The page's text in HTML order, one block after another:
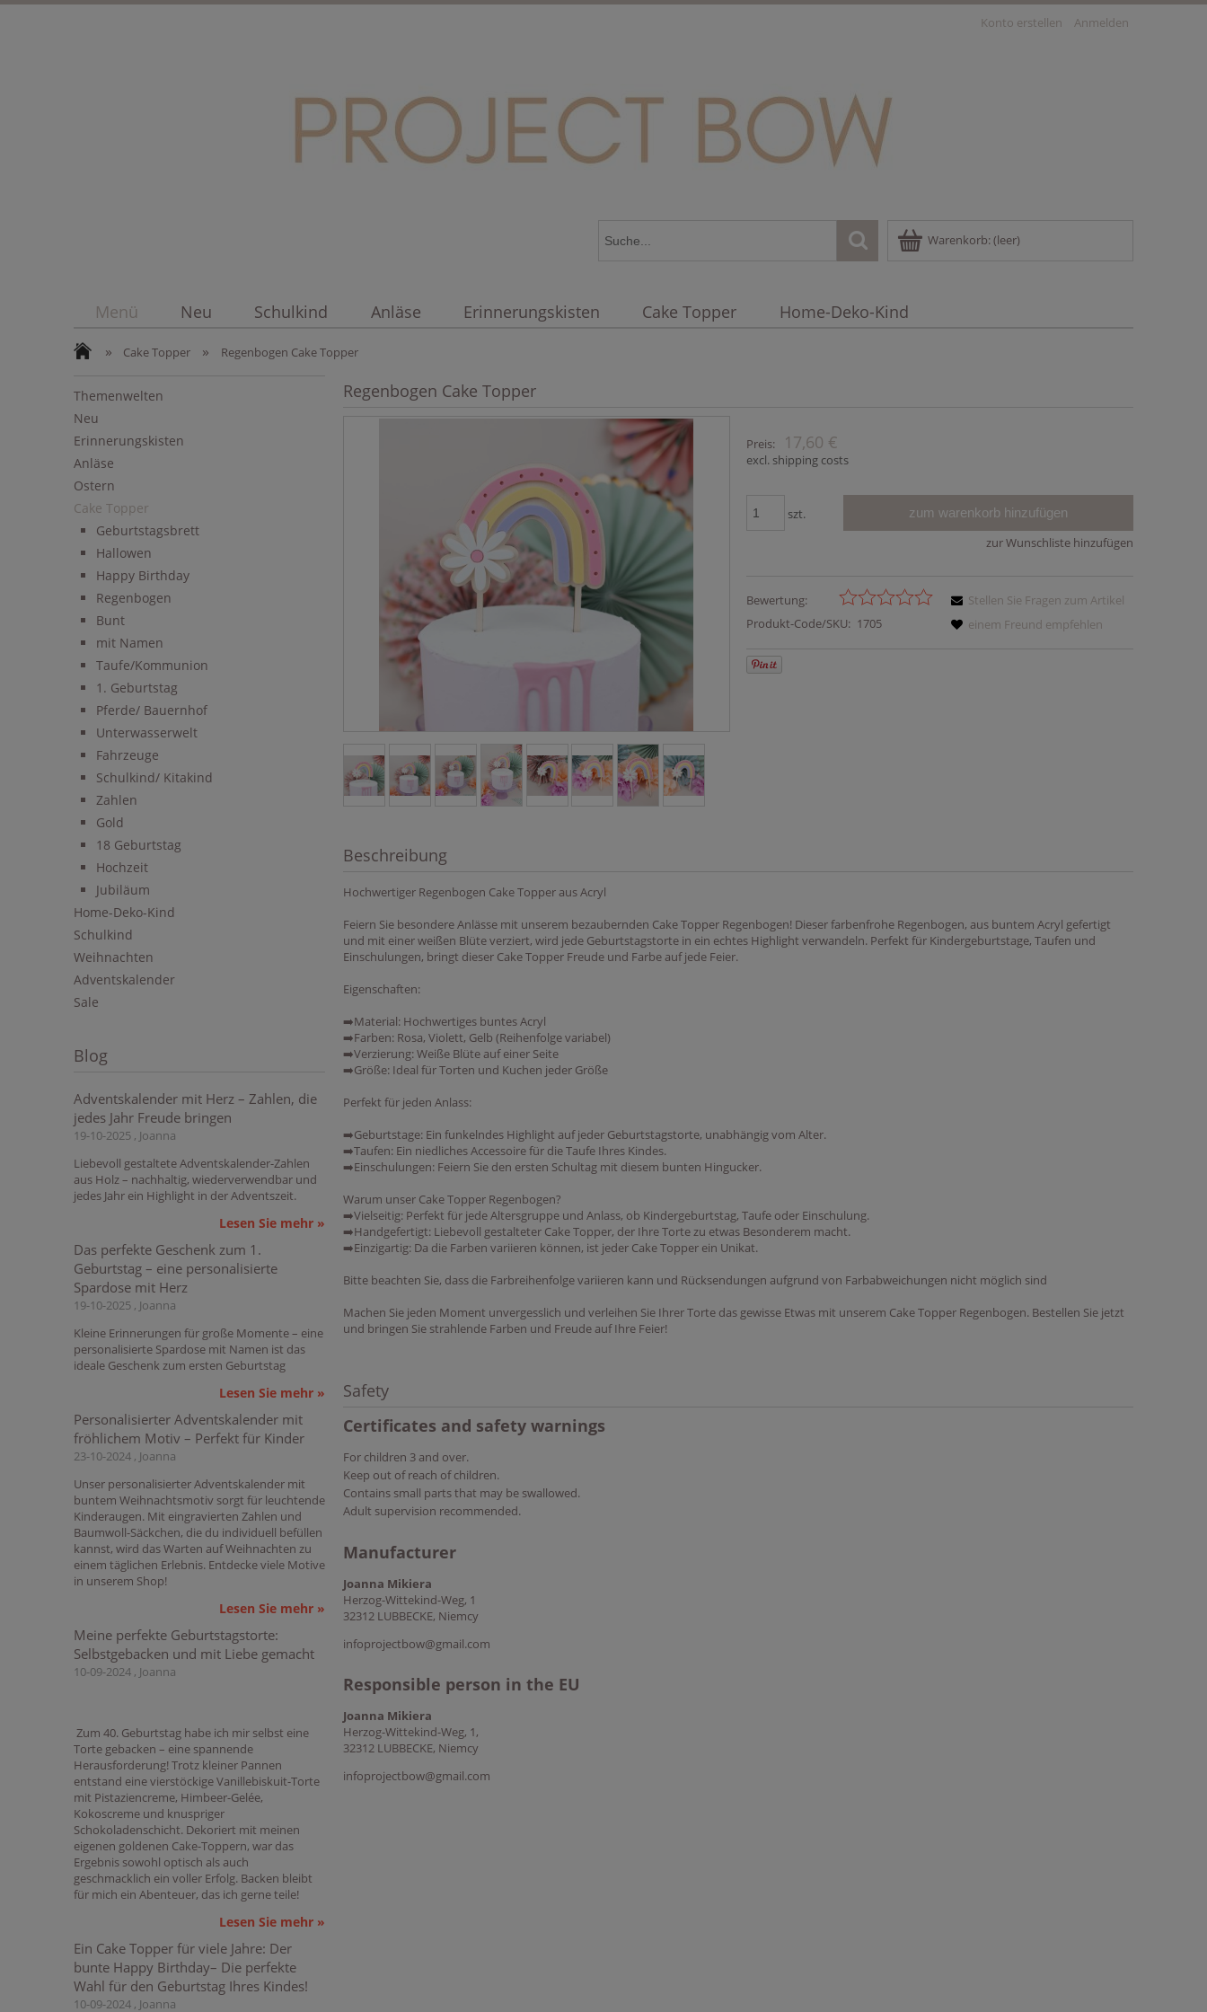
Konto erstellen Anmelden
Warenkorb:(leer)
Menü Neu Schulkind Anläse Erinnerungskisten Cake Topper Home-Deko-Kind
» Cake Topper » Regenbogen Cake Topper
Themenwelten
Neu
Erinnerungskisten
Anläse
Ostern
Cake Topper
Geburtstagsbrett
Hallowen
Happy Birthday
Regenbogen
Bunt
mit Namen
Taufe/Kommunion
1. Geburtstag
Pferde/ Bauernhof
Unterwasserwelt
Fahrzeuge
Schulkind/ Kitakind
Zahlen
Gold
18 Geburtstag
Hochzeit
Jubiläum
Home-Deko-Kind
Schulkind
Weihnachten
Adventskalender
Sale
Blog
Adventskalender mit Herz – Zahlen, die
jedes Jahr Freude bringen
19-10-2025 , Joanna
Liebevoll gestaltete Adventskalender-Zahlen
aus Holz – nachhaltig, wiederverwendbar und
jedes Jahr ein Highlight in der Adventszeit.
Lesen Sie mehr »
Das perfekte Geschenk zum 1.
Geburtstag – eine personalisierte
Spardose mit Herz
19-10-2025 , Joanna
Kleine Erinnerungen für große Momente – eine
personalisierte Spardose mit Namen ist das
ideale Geschenk zum ersten Geburtstag
Lesen Sie mehr »
Personalisierter Adventskalender mit
fröhlichem Motiv – Perfekt für Kinder
23-10-2024 , Joanna
Unser personalisierter Adventskalender mit
buntem Weihnachtsmotiv sorgt für leuchtende
Kinderaugen. Mit eingravierten Zahlen und
Baumwoll-Säckchen, die du individuell befüllen
kannst, wird das Warten auf Weihnachten zu
einem täglichen Erlebnis. Entdecke viele Motive
in unserem Shop!
Lesen Sie mehr »
Meine perfekte Geburtstagstorte:
Selbstgebacken und mit Liebe gemacht
10-09-2024 , Joanna
Zum 40. Geburtstag habe ich mir selbst eine
Torte gebacken – eine spannende
Herausforderung! Trotz kleiner Pannen
entstand eine vierstöckige Vanillebiskuit-Torte
mit Pistaziencreme, Himbeer-Gelée,
Kokoscreme und knuspriger
Schokoladenschicht. Dekoriert mit meinen
eigenen goldenen Cake-Toppern, war das
Ergebnis sowohl optisch als auch
geschmacklich ein voller Erfolg. Backen bleibt
für mich ein Abenteuer, das ich gerne teile!
Lesen Sie mehr »
Ein Cake Topper für viele Jahre: Der
bunte Happy Birthday– Die perfekte
Wahl für den Geburtstag Ihres Kindes!
10-09-2024 , Joanna
Regenbogen Cake Topper
Preis: 17,60 €
excl. shipping costs
szt. zum warenkorb hinzufügen
zur Wunschliste hinzufügen
Bewertung:
Produkt-Code/SKU: 1705
Stellen Sie Fragen zum Artikel
einem Freund empfehlen
Beschreibung
Hochwertiger Regenbogen Cake Topper aus Acryl
Feiern Sie besondere Anlässe mit unserem bezaubernden Cake Topper Regenbogen! Dieser farbenfrohe Regenbogen, aus buntem Acryl gefertigt
und mit einer weißen Blüte verziert, wird jede Geburtstagstorte in ein echtes Highlight verwandeln. Perfekt für Kindergeburtstage, Taufen und
Einschulungen, bringt dieser Cake Topper Freude und Farbe auf jede Feier.
Eigenschaften:
➡️Material: Hochwertiges buntes Acryl
➡️Farben: Rosa, Violett, Gelb (Reihenfolge variabel)
➡️Verzierung: Weiße Blüte auf einer Seite
➡️Größe: Ideal für Torten und Kuchen jeder Größe
Perfekt für jeden Anlass:
➡️Geburtstage: Ein funkelndes Highlight auf jeder Geburtstagstorte, unabhängig vom Alter.
➡️Taufen: Ein niedliches Accessoire für die Taufe Ihres Kindes.
➡️Einschulungen: Feiern Sie den ersten Schultag mit diesem bunten Hingucker.
Warum unser Cake Topper Regenbogen?
➡️Vielseitig: Perfekt für jede Altersgruppe und Anlass, ob Kindergeburtstag, Taufe oder Einschulung.
➡️Handgefertigt: Liebevoll gestalteter Cake Topper, der Ihre Torte zu etwas Besonderem macht.
➡️Einzigartig: Da die Farben variieren können, ist jeder Cake Topper ein Unikat.
Bitte beachten Sie, dass die Farbreihenfolge variieren kann und Rücksendungen aufgrund von Farbabweichungen nicht möglich sind
Machen Sie jeden Moment unvergesslich und verleihen Sie Ihrer Torte das gewisse Etwas mit unserem Cake Topper Regenbogen. Bestellen Sie jetzt
und bringen Sie strahlende Farben und Freude auf Ihre Feier!
Safety
Certificates and safety warnings
For children 3 and over.
Keep out of reach of children.
Contains small parts that may be swallowed.
Adult supervision recommended.
Manufacturer
Joanna Mikiera
Herzog-Wittekind-Weg, 1
32312 LUBBECKE, Niemcy
infoprojectbow@gmail.com
Responsible person in the EU
Joanna Mikiera
Herzog-Wittekind-Weg, 1,
32312 LUBBECKE, Niemcy
infoprojectbow@gmail.com